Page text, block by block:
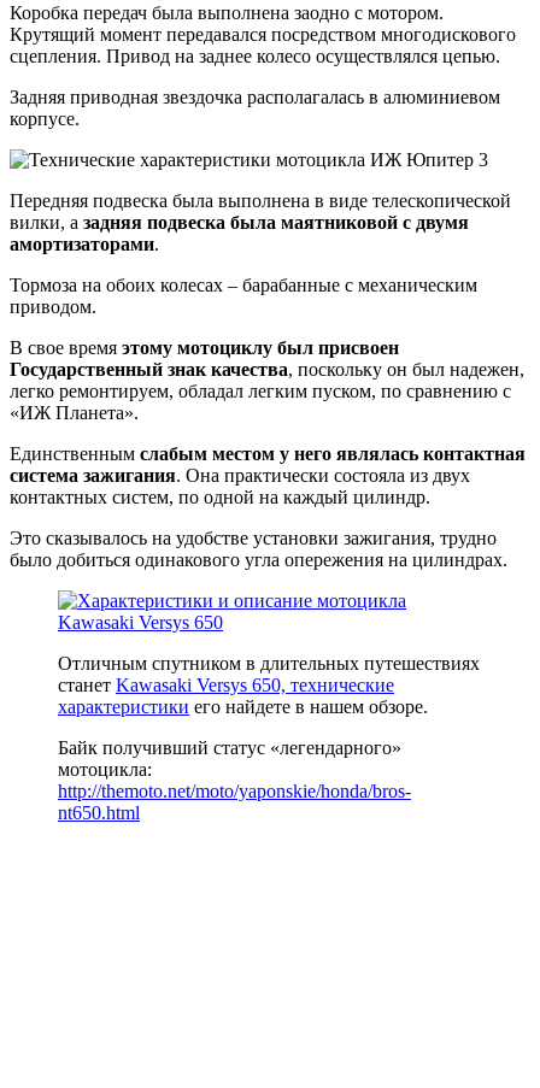
Коробка передач была выполнена заодно с мотором.
Крутящий момент передавался посредством многодискового
сцепления. Привод на заднее колесо осуществлялся цепью.
Задняя приводная звездочка располагалась в алюминиевом
корпусе.
Передняя подвеска была выполнена в виде телескопической
вилки, а задняя подвеска была маятниковой с двумя
амортизаторами.
Тормоза на обоих колесах – барабанные с механическим
приводом.
В свое время этому мотоциклу был присвоен
Государственный знак качества, поскольку он был надежен,
легко ремонтируем, обладал легким пуском, по сравнению с
«ИЖ Планета».
Единственным слабым местом у него являлась контактная
система зажигания. Она практически состояла из двух
контактных систем, по одной на каждый цилиндр.
Это сказывалось на удобстве установки зажигания, трудно
было добиться одинакового угла опережения на цилиндрах.
Отличным спутником в длительных путешествиях
станет Kawasaki Versys 650, технические
характеристики его найдете в нашем обзоре.
Байк получивший статус «легендарного»
мотоцикла:
http://themoto.net/moto/yaponskie/honda/bros-
nt650.html